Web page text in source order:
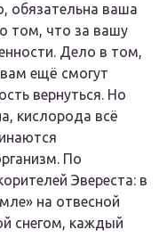
обязательна ваша
том, что за вашу
Дело в том,
ещё смогут
вернуться. Но
кислорода всё
По
Эвереста: в
на отвесной
снегом, каждый